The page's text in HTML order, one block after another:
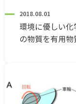
2018.08.01
環境に優しい
の物質を有用